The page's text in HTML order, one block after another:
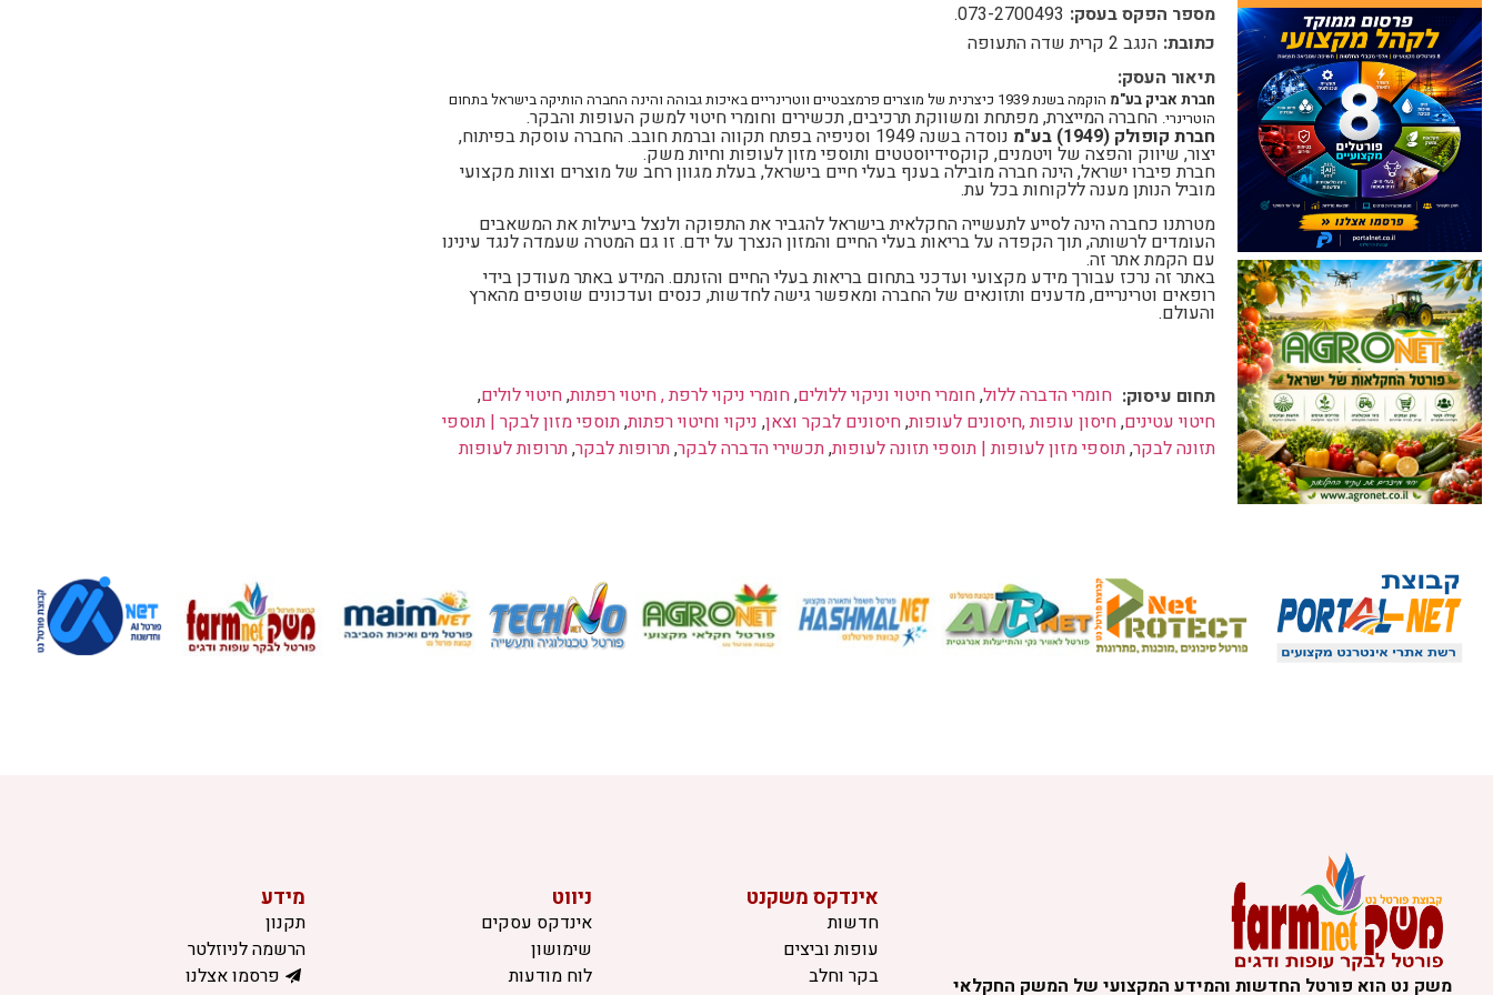
מספר הפקס בעסק: 073-2700493.
כתובת: הנגב 2 קרית שדה התעופה
תיאור העסק:
חברת אביק בע"מ
הוקמה בשנת 1939 כיצרנית של מוצרים פרמצבטיים ווטרינריים באיכות גבוהה והינה החברה הותיקה בישראל בתחום
הוטרינרי. החברה המייצרת, מפתחת ומשווקת תרכיבים, תכשירים וחומרי חיטוי למשק העופות והבקר.
חברת קופולק (1949) בע"מ נוסדה בשנה 1949 וסניפיה בפתח תקווה וברמת חובב. החברה עוסקת בפיתוח,
יצור, שיווק והפצה של ויטמנים, קוקסידיוסטטים ותוספי מזון לעופות וחיות משק.
חברת פיברו ישראל, הינה חברה מובילה בענף בעלי חיים בישראל, בעלת מגוון רחב של מוצרים וצוות מקצועי
מוביל הנותן מענה ללקוחות בכל עת.
מטרתנו כחברה הינה לסייע לתעשייה החקלאית בישראל להגביר את התפוקה ולנצל ביעילות את המשאבים
העומדים לרשותה, תוך הקפדה על בריאות בעלי החיים והמזון הנצרך על ידם. זו גם המטרה שעמדה לנגד עינינו
עם הקמת אתר זה.
באתר זה נרכז עבורך מידע מקצועי ועדכני בתחום בריאות בעלי החיים והזנתם. המידע באתר מעודכן בידי
רופאים וטרינריים, מדענים ותזונאים של החברה ומאפשר גישה לחדשות, כנסים ועדכונים שוטפים מהארץ
והעולם.
תחום עיסוק: חומרי הדברה ללול,חומרי חיטוי וניקוי ללולים,חומרי ניקוי לרפת , חיטוי רפתות,חיטוי לולים,
חיטוי עטינים,חיסון עופות ,חיסונים לעופות,חיסונים לבקר וצאן, ניקוי וחיטוי רפתות,תוספי מזון לבקר | תוספי
תזונה לבקר,תוספי מזון לעופות | תוספי תזונה לעופות,תכשירי הדברה לבקר,תרופות לבקר,תרופות לעופות
משק נט הוא פורטל החדשות והמידע המקצועי של המשק החקלאי
אינדקס משקנט
חדשות
עופות וביצים
בקר וחלב
ניווט
אינדקס עסקים
שימושון
לוח מודעות
מידע
תקנון
הרשמה לניוזלטר
פרסמו אצלנו